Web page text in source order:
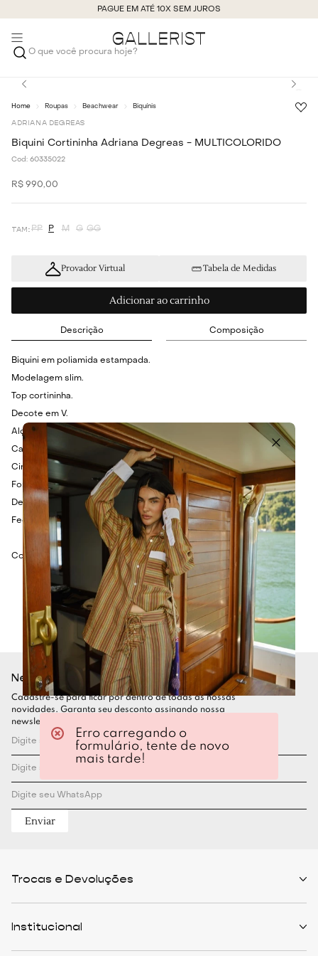
PAGUE EM ATÉ 10X SEM JUROS
O que você procura hoje?
Roupas Beachwear Biquínis
ADRIANA DEGREAS
Biquini Cortininha Adriana Degreas - MULTICOLORIDO
Cod: 60335022
R$ 990,00
PP P M G GG
Provador Virtual Tabela de Medidas
Adicionar ao carrinho
Descrição Composição
Biquini em poliamida estampada.
Modelagem slim.
Top cortininha.
Decote em V.
Alças finas.
Calcinha tanga.
Cintura média.
Forro embutido.
Detalhe em ponteiras metálicas.
Fechamento em amarração.
Composição: 85% Poliamida e 15% Elastano.
Newsletter
Cadastre-se para ficar por dentro de todas as nossas
novidades. Garanta seu desconto assinando nossa
newsletter
Enviar
Trocas e Devoluções
Formas de Pagamento
Institucional
Erro carregando o
formulário, tente de novo
mais tarde!